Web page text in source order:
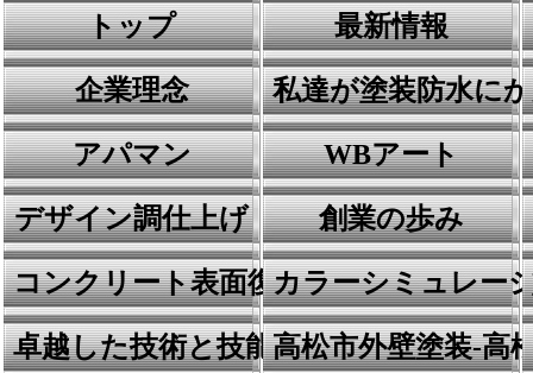
トップ 最新情報
企業理念 私達が塗装防水に
アパマン WBアート
デザイン調仕上げ 創業の歩み
コンクリート表面復元工法カラーシミュレー
卓越した技術と技能高松市外壁塗装-高